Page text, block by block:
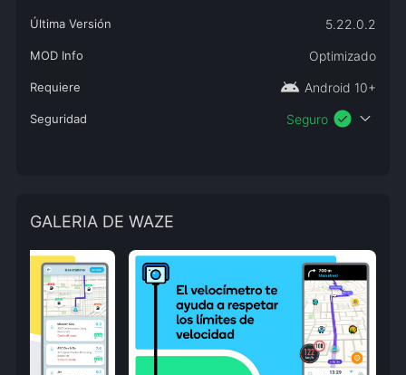
Última Versión 5.22.0.2
MOD Info Optimizado
Requiere android Android 10+
Seguridad Seguro check_circle expand_more
GALERIA DE WAZE